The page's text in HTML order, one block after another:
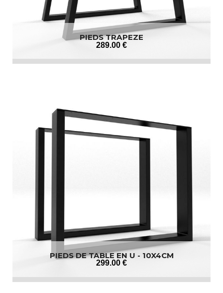
PIEDS TRAPEZE
289.00 €
PIEDS DE TABLE EN U - 10X4CM
299.00 €